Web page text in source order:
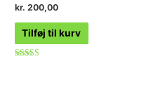
kr. 200,00
Tilføj til kurv